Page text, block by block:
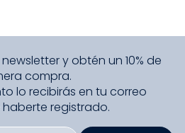
y obtén un 10% de
compra.
lo recibirás en tu correo
registrado.